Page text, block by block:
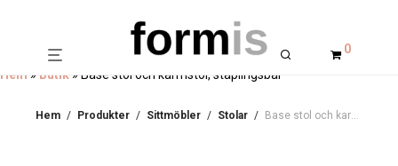
0
Hem » Butik » Base stol och karmstol, staplingsbar
Hem / Produkter / Sittmöbler / Stolar / Base stol och karmstol, staplingsbar